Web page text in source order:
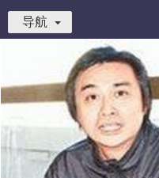
导航